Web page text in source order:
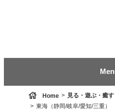
house Home 見る・遊ぶ・癒す
東海（静岡/岐阜/愛知/三重）